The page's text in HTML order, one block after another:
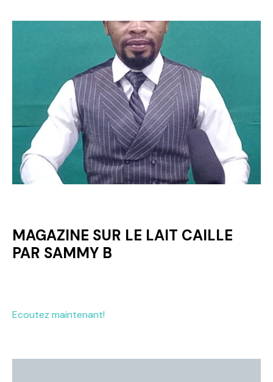
MAGAZINE SUR LE LAIT CAILLE
PAR SAMMY B
Ecoutez maintenant!